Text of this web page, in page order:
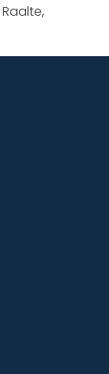
Raalte,